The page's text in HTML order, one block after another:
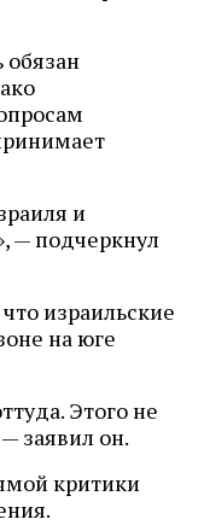
обязан
и
— подчеркнул
израильские
на юге
Этого не
заявил он.
критики